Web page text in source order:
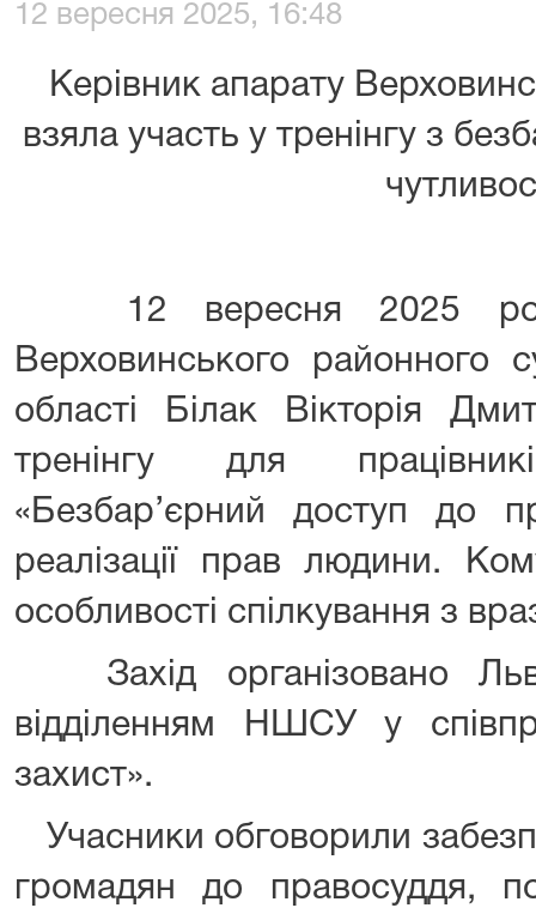
12 вересня 2025, 16:48
Керівник апарату
взяла участь у тренінгу з
12 вересня 2025 року
Верховинського районного
області Білак Вікторія
тренінгу для
«Безбар’єрний доступ до
реалізації прав людини.
особливості спілкування з
Захід організовано
відділенням НШСУ у
захист».
Учасники обговорили
громадян до правосуддя,